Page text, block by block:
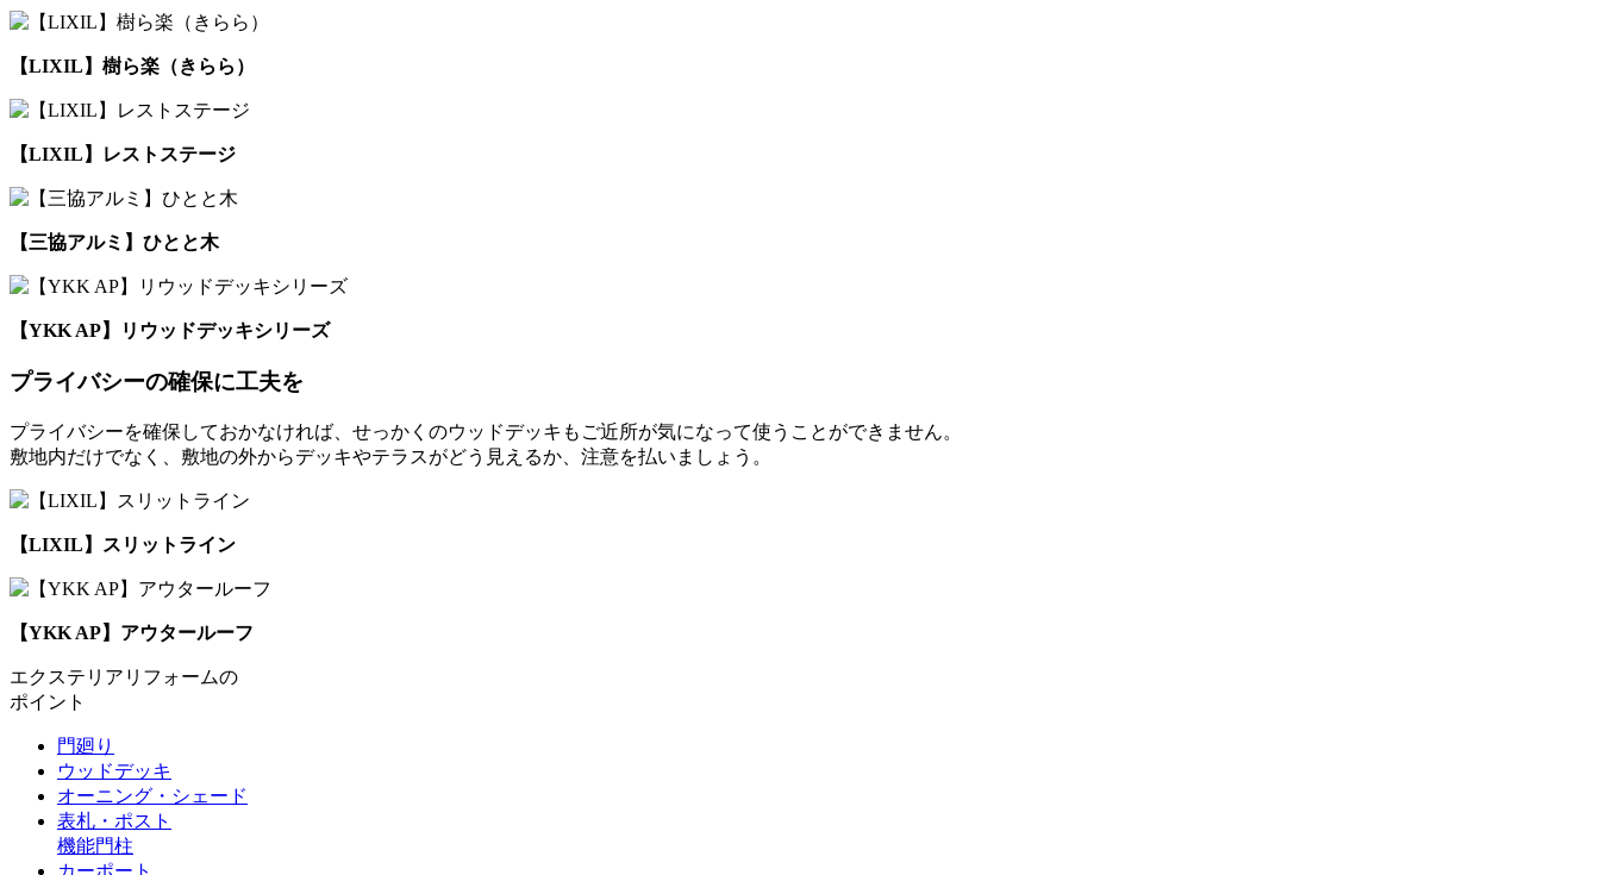
【LIXIL】樹ら楽（きらら）
【LIXIL】レストステージ
【三協アルミ】ひとと木
【YKK AP】リウッドデッキシリーズ
プライバシーの確保に工夫を
プライバシーを確保しておかなければ、せっかくのウッドデッキもご近所が気になって使うことができません。
敷地内だけでなく、敷地の外からデッキやテラスがどう見えるか、注意を払いましょう。
【LIXIL】スリットライン
【YKK AP】アウタールーフ
エクステリアリフォームの
ポイント
門廻り
ウッドデッキ
オーニング・シェード
表札・ポスト
機能門柱
カーポート